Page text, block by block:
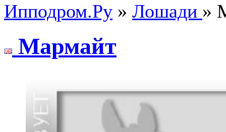
Ипподром.Ру » Лошади »
Mармайт